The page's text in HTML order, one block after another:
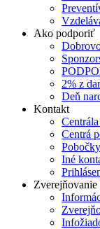
Ako podporiť
2% z
Deň
Kontakt
Centrá
Pobočky
Iné
Zverejňovanie